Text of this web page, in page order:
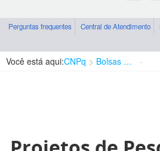
Perguntas frequentes Central de Atendimento
Você está aqui:CNPq Bolsas e Auxílios Vigentes